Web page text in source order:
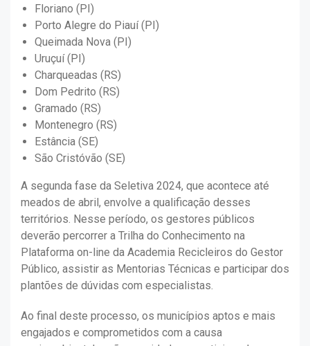
Floriano (PI)
Porto Alegre do Piauí (PI)
Queimada Nova (PI)
Uruçuí (PI)
Charqueadas (RS)
Dom Pedrito (RS)
Gramado (RS)
Montenegro (RS)
Estância (SE)
São Cristóvão (SE)
A segunda fase da Seletiva 2024, que acontece até
meados de abril, envolve a qualificação desses
territórios. Nesse período, os gestores públicos
deverão percorrer a Trilha do Conhecimento na
Plataforma on-line da Academia Recicleiros do Gestor
Público, assistir as Mentorias Técnicas e participar dos
plantões de dúvidas com especialistas.
Ao final deste processo, os municípios aptos e mais
engajados e comprometidos com a causa